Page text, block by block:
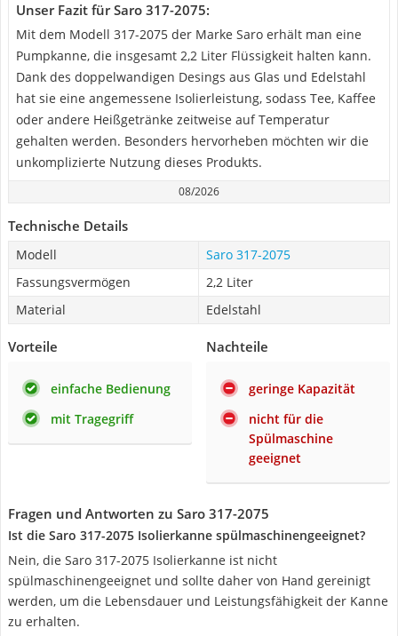
Unser Fazit für Saro 317-2075:
Mit dem Modell 317-2075 der Marke Saro erhält man eine
Pumpkanne, die insgesamt 2,2 Liter Flüssigkeit halten kann.
Dank des doppelwandigen Desings aus Glas und Edelstahl
hat sie eine angemessene Isolierleistung, sodass Tee, Kaffee
oder andere Heißgetränke zeitweise auf Temperatur
gehalten werden. Besonders hervorheben möchten wir die
unkomplizierte Nutzung dieses Produkts.
08/2026
Technische Details
Modell
Saro 317-2075
Fassungsvermögen
2,2 Liter
Material
Edelstahl
Vorteile
einfache Bedienung
mit Tragegriff
Nachteile
geringe Kapazität
nicht für die
Spülmaschine
geeignet
Fragen und Antworten zu Saro 317-2075
Ist die Saro 317-2075 Isolierkanne spülmaschinengeeignet?
Nein, die Saro 317-2075 Isolierkanne ist nicht
spülmaschinengeeignet und sollte daher von Hand gereinigt
werden, um die Lebensdauer und Leistungsfähigkeit der Kanne
zu erhalten.